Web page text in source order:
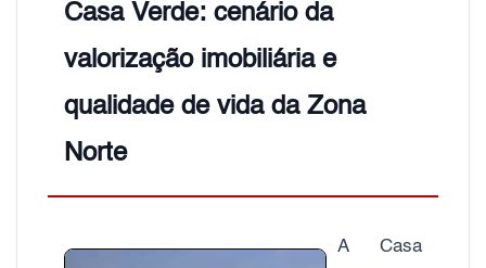
Casa Verde: cenário da
valorização imobiliária e
qualidade de vida da Zona
Norte
A Casa